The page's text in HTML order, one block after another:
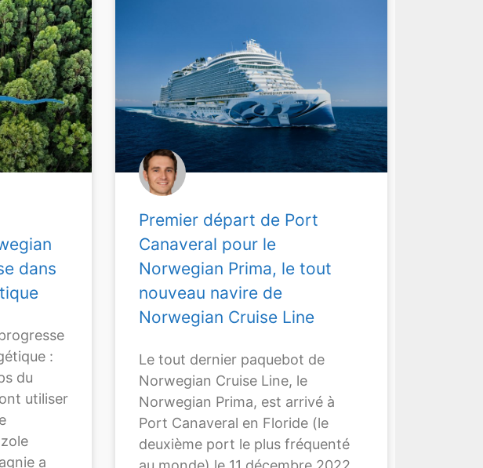
dans
:
du
utiliser
a
Premier départ de Port
Canaveral pour le
Norwegian Prima, le tout
nouveau navire de
Norwegian Cruise Line
Le tout dernier paquebot de
Norwegian Cruise Line, le
Norwegian Prima, est arrivé à
Port Canaveral en Floride (le
deuxième port le plus fréquenté